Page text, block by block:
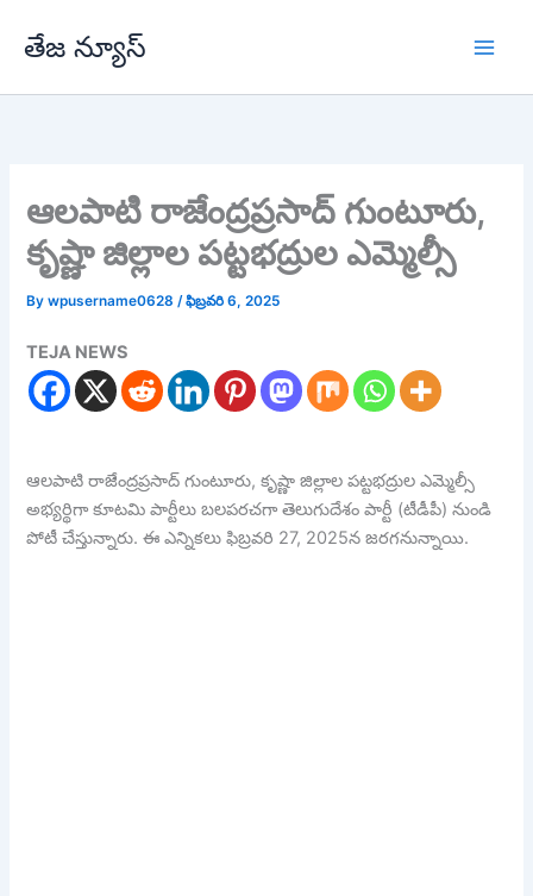
తేజ న్యూస్
ఆలపాటి రాజేంద్రప్రసాద్ గుంటూరు,
కృష్ణా జిల్లాల పట్టభద్రుల ఎమ్మెల్సీ
Bywpusername0628/ఫిబ్రవరి 6, 2025
TEJA NEWS
ఆలపాటి రాజేంద్రప్రసాద్ గుంటూరు, కృష్ణా జిల్లాల పట్టభద్రుల ఎమ్మెల్సీ
అభ్యర్థిగా కూటమి పార్టీలు బలపరచగా తెలుగుదేశం పార్టీ (టీడీపీ) నుండి
పోటీ చేస్తున్నారు. ఈ ఎన్నికలు ఫిబ్రవరి 27, 2025న జరగనున్నాయి.